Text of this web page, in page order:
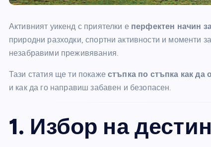
Активният уикенд с приятелки е перфектен начин
природни разходки, спортни активности и моменти
незабравими преживявания.
Тази статия ще ти покаже стъпка по стъпка как да
и как да го направиш забавен и безопасен.
1. Избор на